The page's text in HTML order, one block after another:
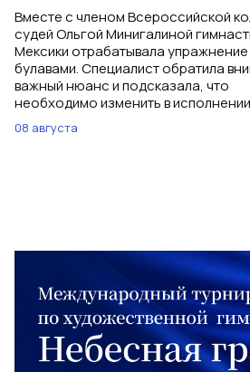
Вместе с членом Всероссийской
судей Ольгой Минигалиной
Мексики отрабатывала упражнение
булавами. Специалист обратила
важный нюанс и подсказала, что
необходимо изменить в
08 августа